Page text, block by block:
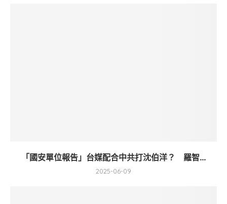
「國安單位報告」台媒配合中共打沈伯洋？ 羅智...
2025-06-09